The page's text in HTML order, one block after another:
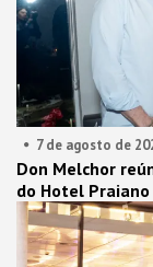
7 de agosto de
Don Melchor
do Hotel Praiano